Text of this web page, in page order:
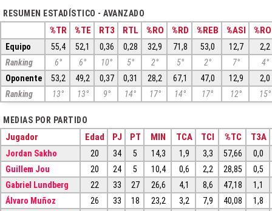
RESUMEN ESTADÍSTICO - AVANZADO
%TR %TE RT3 RTL %RO %RD %REB %ASI
Equipo 55,4 52,1 0,36 0,28 32,9 71,8 53,0 12,7
2,2
Ranking
6° 6° 10° 5° 2° 5° 2° 7°
4°
Oponente
53,2 49,2 0,37 0,31 28,2 67,1 47,0 12,9
2,0
Ranking
13° 13° 9° 14° 17° 14° 17° 12° 15°
MEDIAS POR PARTIDO
Jugador Edad PJ PT MIN TCA TCI %TC T3A
Jordan Sakho 20 34 5 14,3 1,9 3,3 57,66
0,0
Guillem Jou
20 24 5 10,4 0,6 2,2 28,85
0,5
Gabriel Lundberg
22 33 27 26,6 4,1 8,6 47,18
1,1
Álvaro Muñoz
26 33 18 23,2 3,2 7,9 40,08
1,8